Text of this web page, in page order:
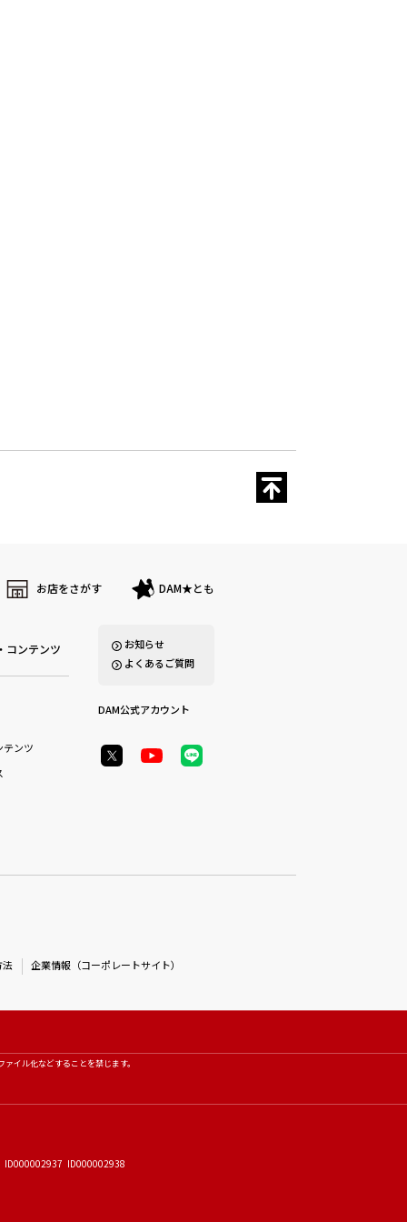
お店をさがす DAM★とも
コンテンツ
テンツ
お知らせ
よくあるご質問
DAM公式アカウント
法 企業情報（コーポレートサイト）
イル化などすることを禁じます。
ID000002937 ID000002938